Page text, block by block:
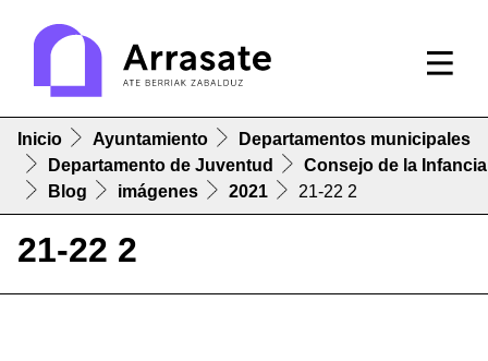
Inicio Ayuntamiento
Departamentos municipales
Departamento de Juventud
Consejo de la Infancia
Blog
imágenes 2021 21-22 2
21-22 2